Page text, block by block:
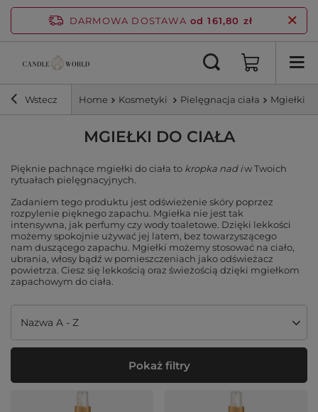
DARMOWA DOSTAWA od 161,80 zł
Wstecz Home Kosmetyki Pielęgnacja ciała Mgiełki
MGIEŁKI DO CIAŁA
Pięknie pachnące mgiełki do ciała to kropka nad iw Twoich
rytuałach pielęgnacyjnych.
Zadaniem tego produktu jest odświeżenie skóry poprzez
rozpylenie pięknego zapachu. Mgiełka nie jest tak
intensywna, jak perfumy czy wody toaletowe. Dzięki lekkości
możemy spokojnie używać jej latem, bez towarzyszącego
nam duszącego zapachu. Mgiełki możemy stosować na ciało,
ubrania, włosy bądź w pomieszczeniach jako odświeżacz
powietrza. Ciesz się lekkością oraz świeżością dzięki mgiełkom
zapachowym do ciała.
Zmień sortowanie
Nazwa A - Z
Pokaż filtry